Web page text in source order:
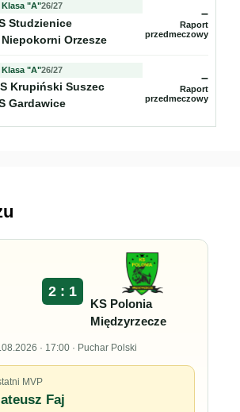
Klasa "A"26/27
Studzienice
Niepokorni Orzesze
–
Raport
przedmeczowy
Klasa "A"26/27
Krupiński Suszec
Gardawice
–
Raport
przedmeczowy
2 : 1
KS Polonia
Międzyrzecze
· 17:00 · Puchar Polski
MVP
Faj